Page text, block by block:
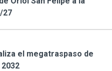
27
el megatraspaso de